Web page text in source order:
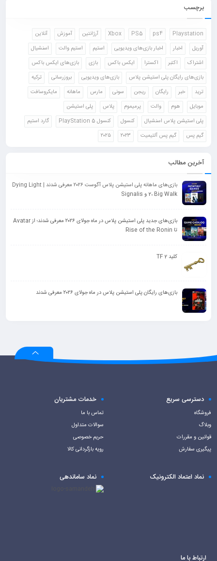
برچسب
Playstation
ps4
PS5
Xbox آرژانتین آموزش
آنلاین
آوریل
اخبار اخبار بازی‌های ویدیویی استیم استیم والت
اسنشیال
اشتراک
اکتبر اکسترا ایکس باکس بازی
بازی‌های ایکس باکس
بازی‌های رایگان پلی استیشن پلاس
بازی‌های ویدیویی بروزرسانی
ترکیه
ترید
خبر رایگان ریجن سونی مارس ماهانه
مایکروسافت
موبایل
هوم والت پرمیموم پلاس
پلی استیشن
پلی استیشن پلاس اسنشیال
کنسول کنسول PlayStation 5
گارد استیم
گیم پس
گیم پس آلتیمیت ۲۰۲۳ ۲۰۲۵
آخرین مطالب
بازی‌های ماهانه پلی استیشن پلاس آگوست ۲۰۲۶ معرفی شدند | Dying Light
2، Big Walk و Signalis
بازی‌های جدید پلی استیشن پلاس در ماه جولای ۲۰۲۶ معرفی شدند؛ از Avatar
تا Rise of the Ronin
کلید TF 2
بازی‌های رایگان پلی استیشن پلاس در ماه جولای ۲۰۲۶ معرفی شدند
دسترسی سریع
فروشگاه
وبلاگ
قوانین و مقررات
پیگیری سفارش
خدمات مشتریان
تماس با ما
سوالات متداول
حریم خصوصی
رویه بازگردانی کالا
نماد اعتماد الکترونیک نماد ساماندهی
ارتباط با ما